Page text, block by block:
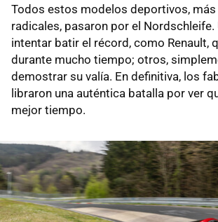
Todos estos modelos deportivos, más
radicales, pasaron por el Nordschleife.
intentar batir el récord, como Renault,
durante mucho tiempo; otros,
demostrar su valía. En definitiva, los
libraron una auténtica batalla por ver
mejor tiempo.